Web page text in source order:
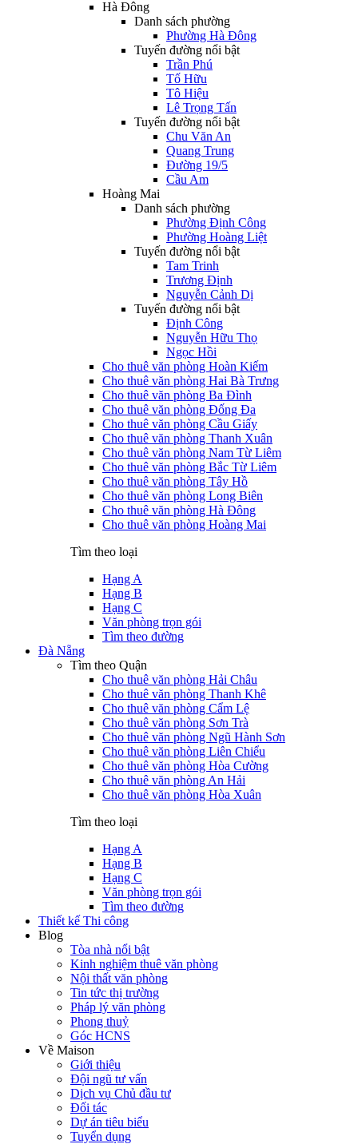
Hà Đông
Danh sách phường
Phường Hà Đông
Tuyến đường nổi bật
Trần Phú
Tố Hữu
Tô Hiệu
Lê Trọng Tấn
Tuyến đường nổi bật
Chu Văn An
Quang Trung
Đường 19/5
Cầu Am
Hoàng Mai
Danh sách phường
Phường Định Công
Phường Hoàng Liệt
Tuyến đường nổi bật
Tam Trinh
Trương Định
Nguyễn Cảnh Dị
Tuyến đường nổi bật
Định Công
Nguyễn Hữu Thọ
Ngọc Hồi
Cho thuê văn phòng Hoàn Kiếm
Cho thuê văn phòng Hai Bà Trưng
Cho thuê văn phòng Ba Đình
Cho thuê văn phòng Đống Đa
Cho thuê văn phòng Cầu Giấy
Cho thuê văn phòng Thanh Xuân
Cho thuê văn phòng Nam Từ Liêm
Cho thuê văn phòng Bắc Từ Liêm
Cho thuê văn phòng Tây Hồ
Cho thuê văn phòng Long Biên
Cho thuê văn phòng Hà Đông
Cho thuê văn phòng Hoàng Mai
Tìm theo loại
Hạng A
Hạng B
Hạng C
Văn phòng trọn gói
Tìm theo đường
Đà Nẵng
Tìm theo Quận
Cho thuê văn phòng Hải Châu
Cho thuê văn phòng Thanh Khê
Cho thuê văn phòng Cẩm Lệ
Cho thuê văn phòng Sơn Trà
Cho thuê văn phòng Ngũ Hành Sơn
Cho thuê văn phòng Liên Chiểu
Cho thuê văn phòng Hòa Cường
Cho thuê văn phòng An Hải
Cho thuê văn phòng Hòa Xuân
Tìm theo loại
Hạng A
Hạng B
Hạng C
Văn phòng trọn gói
Tìm theo đường
Thiết kế Thi công
Blog
Tòa nhà nổi bật
Kinh nghiệm thuê văn phòng
Nội thất văn phòng
Tin tức thị trường
Pháp lý văn phòng
Phong thuỷ
Góc HCNS
Về Maison
Giới thiệu
Đội ngũ tư vấn
Dịch vụ Chủ đầu tư
Đối tác
Dự án tiêu biểu
Tuyển dụng